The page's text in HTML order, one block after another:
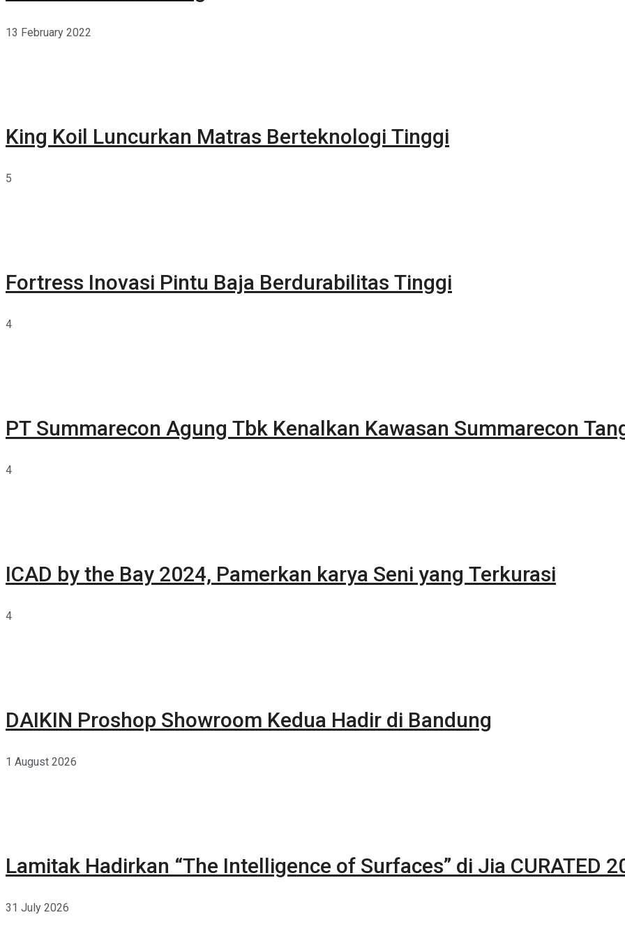
13 February 2022
King Koil Luncurkan Matras Berteknologi Tinggi
5
Fortress Inovasi Pintu Baja Berdurabilitas Tinggi
4
PT Summarecon Agung Tbk Kenalkan Kawasan Summarecon
4
ICAD by the Bay 2024, Pamerkan karya Seni yang Terkurasi
4
DAIKIN Proshop Showroom Kedua Hadir di Bandung
1 August 2026
Lamitak Hadirkan “The Intelligence of Surfaces” di Jia CURATED
31 July 2026